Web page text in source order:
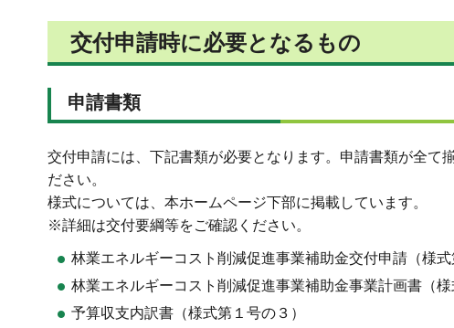
交付申請時に必要となるもの
申請書類
交付申請には、下記書類が必要となります。申請書類が全て
ださい。
様式については、本ホームページ下部に掲載しています。
※詳細は交付要綱等をご確認ください。
林業エネルギーコスト削減促進事業補助金交付申請（様式
林業エネルギーコスト削減促進事業補助金事業計画書（様
予算収支内訳書（様式第１号の３）